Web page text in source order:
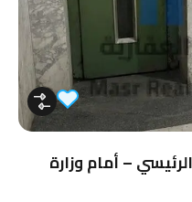
– أمام وزارة